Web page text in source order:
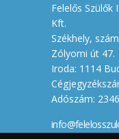
Felelős
Kft.
Székhely,
Zólyomi út 47.
Iroda: 1114
Adószám: